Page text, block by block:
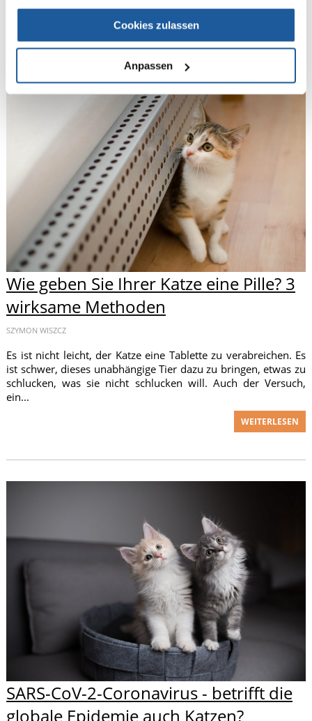
Cookies zulassen
Anpassen
Wie geben Sie Ihrer Katze eine Pille? 3
wirksame Methoden
SZYMON WISZCZ
Es ist nicht leicht, der Katze eine Tablette zu verabreichen. Es
ist schwer, dieses unabhängige Tier dazu zu bringen, etwas zu
schlucken, was sie nicht schlucken will. Auch der Versuch,
ein...
WEITERLESEN
SARS-CoV-2-Coronavirus - betrifft die
globale Epidemie auch Katzen?